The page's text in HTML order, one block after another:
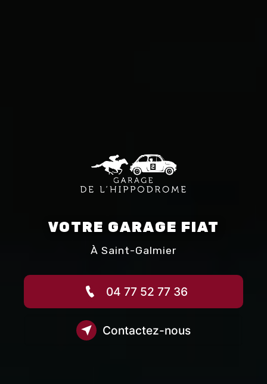
VOTRE GARAGE FIAT
À Saint-Galmier
04 77 52 77 36
Contactez-nous